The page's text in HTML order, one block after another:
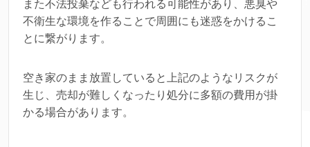
また不法投棄なども行われる可能性があり、悪臭や
不衛生な環境を作ることで周囲にも迷惑をかけるこ
とに繋がります。
空き家のまま放置していると上記のようなリスクが
生じ、売却が難しくなったり処分に多額の費用が掛
かる場合があります。